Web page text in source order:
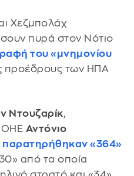
Χεζμπολάχ
πυρά στον Νότιο
του «μνημονίου
προέδρους των ΗΠΑ
Ντουζαρίκ,
ΟΗΕ Αντόνιο
παρατηρήθηκαν «364»
από τα οποία